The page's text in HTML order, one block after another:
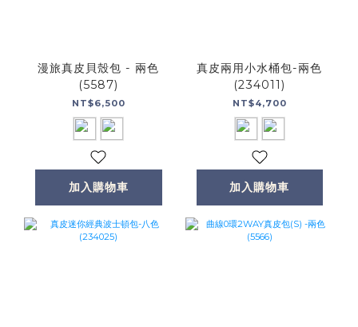
漫旅真皮貝殼包 - 兩色
(5587)
NT$6,500
加入購物車
真皮兩用小水桶包-兩色
(234011)
NT$4,700
加入購物車